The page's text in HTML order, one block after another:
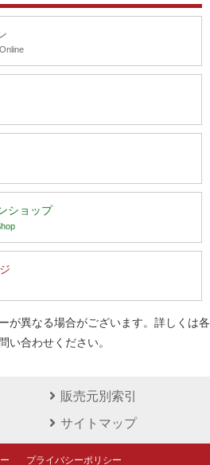
ショップ
が異なる場合がございます。詳しくは各
い合わせください。
販売元別索引
サイトマップ
プライバシーポリシー